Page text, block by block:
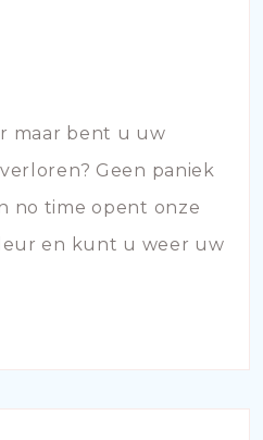
maar bent u uw
Geen paniek
no time opent onze
en kunt u weer uw